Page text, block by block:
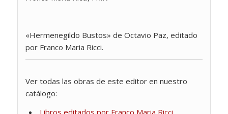
«Hermenegildo Bustos» de Octavio Paz, editado
por Franco Maria Ricci.
Ver todas las obras de este editor en nuestro
catálogo: